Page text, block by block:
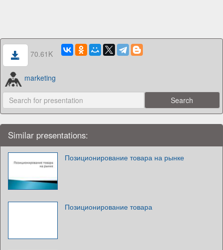
70.61K
marketing
Similar presentations:
Позиционирование товара на рынке
Позиционирование товара